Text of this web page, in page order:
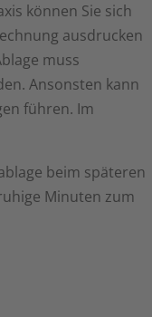
können Sie sich
ausdrucken
muss
Ansonsten kann
führen. Im
beim späteren
Minuten zum